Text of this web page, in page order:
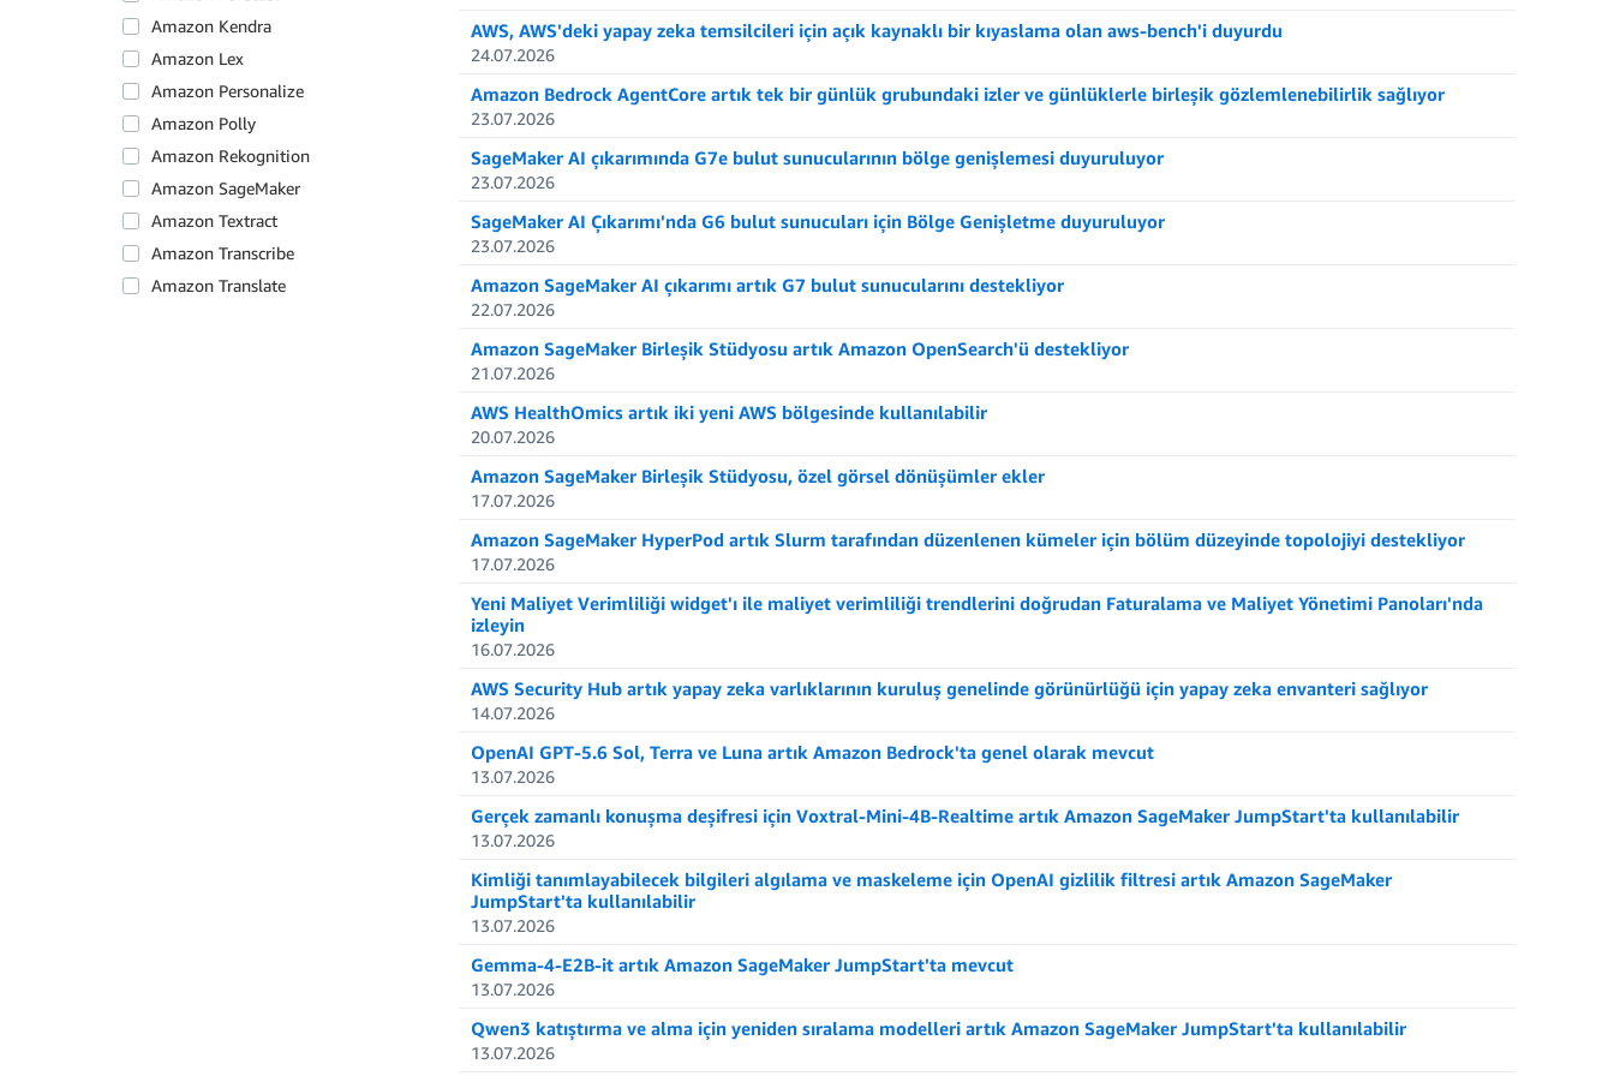
Amazon Kendra
Amazon Lex
Amazon Personalize
Amazon Polly
Amazon Rekognition
Amazon SageMaker
Amazon Textract
Amazon Transcribe
Amazon Translate
AWS, AWS'deki yapay zeka temsilcileri için açık kaynaklı bir kıyaslama olan aws-bench'i duyurdu
24.07.2026
Amazon Bedrock AgentCore artık tek bir günlük grubundaki izler ve günlüklerle birleşik gözlemlenebilirlik sağlıyor
23.07.2026
SageMaker AI çıkarımında G7e bulut sunucularının bölge genişlemesi duyuruluyor
23.07.2026
SageMaker AI Çıkarımı'nda G6 bulut sunucuları için Bölge Genişletme duyuruluyor
23.07.2026
Amazon SageMaker AI çıkarımı artık G7 bulut sunucularını destekliyor
22.07.2026
Amazon SageMaker Birleşik Stüdyosu artık Amazon OpenSearch'ü destekliyor
21.07.2026
AWS HealthOmics artık iki yeni AWS bölgesinde kullanılabilir
20.07.2026
Amazon SageMaker Birleşik Stüdyosu, özel görsel dönüşümler ekler
17.07.2026
Amazon SageMaker HyperPod artık Slurm tarafından düzenlenen kümeler için bölüm düzeyinde topolojiyi destekliyor
17.07.2026
Yeni Maliyet Verimliliği widget'ı ile maliyet verimliliği trendlerini doğrudan Faturalama ve Maliyet Yönetimi Panoları'nda
izleyin
16.07.2026
AWS Security Hub artık yapay zeka varlıklarının kuruluş genelinde görünürlüğü için yapay zeka envanteri sağlıyor
14.07.2026
OpenAI GPT-5.6 Sol, Terra ve Luna artık Amazon Bedrock'ta genel olarak mevcut
13.07.2026
Gerçek zamanlı konuşma deşifresi için Voxtral-Mini-4B-Realtime artık Amazon SageMaker JumpStart'ta kullanılabilir
13.07.2026
Kimliği tanımlayabilecek bilgileri algılama ve maskeleme için OpenAI gizlilik filtresi artık Amazon SageMaker
JumpStart'ta kullanılabilir
13.07.2026
Gemma-4-E2B-it artık Amazon SageMaker JumpStart'ta mevcut
13.07.2026
Qwen3 katıştırma ve alma için yeniden sıralama modelleri artık Amazon SageMaker JumpStart'ta kullanılabilir
13.07.2026